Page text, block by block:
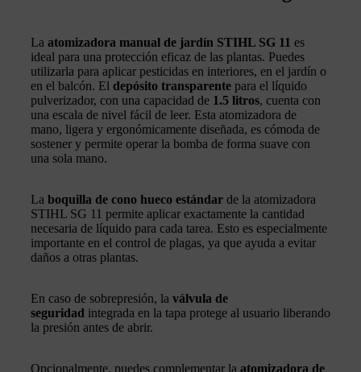
La atomizadora manual de jardín STIHL SG 11 es
ideal para una protección eficaz de las plantas. Puedes
utilizarla para aplicar pesticidas en interiores, en el jardín o
en el balcón. El depósito transparente para el líquido
pulverizador, con una capacidad de 1.5 litros, cuenta con
una escala de nivel fácil de leer. Esta atomizadora de
mano, ligera y ergonómicamente diseñada, es cómoda de
sostener y permite operar la bomba de forma suave con
una sola mano.
La boquilla de cono hueco estándar de la atomizadora
STIHL SG 11 permite aplicar exactamente la cantidad
necesaria de líquido para cada tarea. Esto es especialmente
importante en el control de plagas, ya que ayuda a evitar
daños a otras plantas.
En caso de sobrepresión, la válvula de
seguridad integrada en la tapa protege al usuario liberando
la presión antes de abrir.
Opcionalmente, puedes complementar la atomizadora de